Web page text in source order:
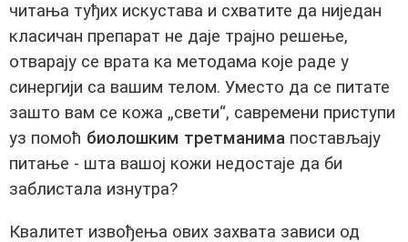
читања туђих искустава и схватите да ниједан
класичан препарат не даје трајно решење,
отварају се врата ка методама које раде у
синергији са вашим телом. Уместо да се питате
зашто вам се кожа „свети“, савремени приступи
уз помоћ биолошким третманима постављају
питање - шта вашој кожи недостаје да би
заблистала изнутра?
Квалитет извођења ових захвата зависи од